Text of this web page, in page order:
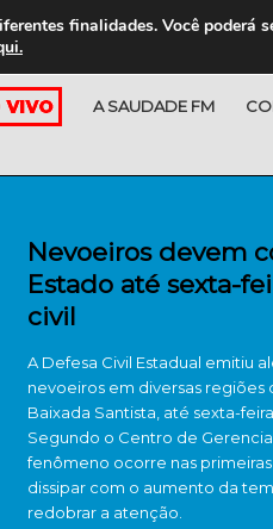
A SAUDADE FM
Nevoeiros devem
Estado até sexta-
civil
A Defesa Civil Estadual emitiu
nevoeiros em diversas regiões
Baixada Santista, até sexta-feira,
Segundo o Centro de
fenômeno ocorre nas
dissipar com o aumento da
redobrar a atenção.
finalidades. Você